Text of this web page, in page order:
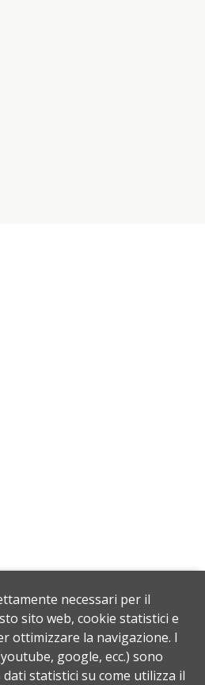
necessari per il
sito web, cookie statistici e
ottimizzare la navigazione. I
google, ecc.) sono
statistici su come utilizza il